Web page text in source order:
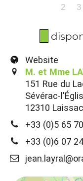
2 3
Website
M. et Mme
151 Rue du
Sévérac-
12310
+33 (0)5 65
+33 (0)6 07